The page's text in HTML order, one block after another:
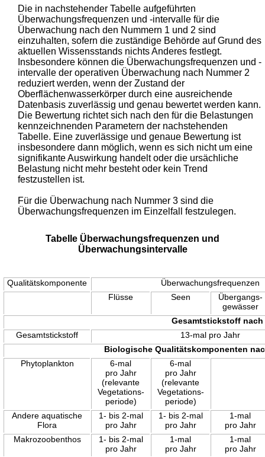
Die in nachstehender Tabelle aufgeführten
Überwachungsfrequenzen und -intervalle für die
Überwachung nach den Nummern 1 und 2 sind
einzuhalten, sofern die zuständige Behörde auf Grund des
aktuellen Wissensstands nichts Anderes festlegt.
Insbesondere können die Überwachungsfrequenzen und -
intervalle der operativen Überwachung nach Nummer 2
reduziert werden, wenn der Zustand der
Oberflächenwasserkörper durch eine ausreichende
Datenbasis zuverlässig und genau bewertet werden kann.
Die Bewertung richtet sich nach den für die Belastungen
kennzeichnenden Parametern der nachstehenden
Tabelle. Eine zuverlässige und genaue Bewertung ist
insbesondere dann möglich, wenn es sich nicht um eine
signifikante Auswirkung handelt oder die ursächliche
Belastung nicht mehr besteht oder kein Trend
festzustellen ist.
Für die Überwachung nach Nummer 3 sind die
Überwachungsfrequenzen im Einzelfall festzulegen.
Tabelle Überwachungsfrequenzen und
Überwachungsintervalle
Qualitätskomponente
Überwachungsfrequenzen
Flüsse
Seen
Übergangs-
gewässer
Gesamtstickstoff
Gesamtstickstoff
13-mal pro Jahr
Biologische Qualitätskomponenten
Phytoplankton
6-mal
pro Jahr
(relevante
Vegetations-
periode)
6-mal
pro Jahr
(relevante
Vegetations-
periode)
Andere aquatische
Flora
1- bis 2-mal
pro Jahr
1- bis 2-mal
pro Jahr
1-mal
pro Jahr
Makrozoobenthos
1- bis 2-mal
pro Jahr
1-mal
pro Jahr
1-mal
pro Jahr